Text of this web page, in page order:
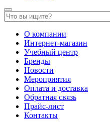
О компании
Интернет-магазин
Учебный центр
Бренды
Новости
Мероприятия
Оплата и доставка
Обратная связь
Прайс-лист
Контакты